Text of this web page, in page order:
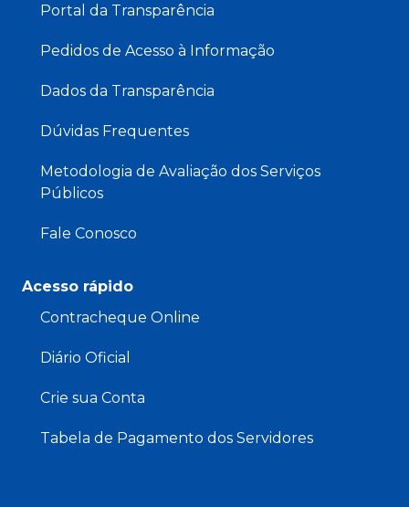
Portal da Transparência
Pedidos de Acesso à Informação
Dados da Transparência
Dúvidas Frequentes
Metodologia de Avaliação dos Serviços
Públicos
Fale Conosco
Acesso rápido
Contracheque Online
Diário Oficial
Crie sua Conta
Tabela de Pagamento dos Servidores